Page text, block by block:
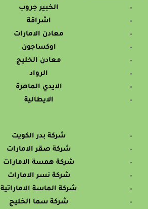
الخبير جروب
اشراقة
معادن الامارات
اوكساجون
معادن الخليج
الرواد
الايدي الماهرة
الايطالية
شركة بدر الكويت
شركة صقر الامارات
شركة همسة الامارات
شركة نسر الامارات
شركة الماسة الاماراتية
شركة سما الخليج